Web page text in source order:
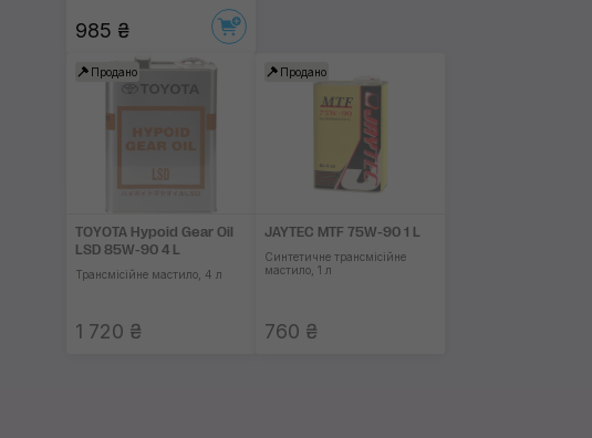
985 ₴
Продано
TOYOTA Hypoid Gear Oil
LSD 85W-90 4 L
Трансмісійне мастило, 4 л
1 720 ₴
Продано
JAYTEC MTF 75W-90 1 L
Синтетичне трансмісійне
мастило, 1 л
760 ₴